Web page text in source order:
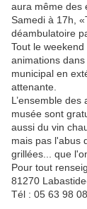
aura même des
Samedi à 17h,
déambulatoire
Tout le
animations
municipal en
attenante.
L’ensemble des
musée sont
aussi du vin
mais pas l'abus
grillées... que
Pour tout
81270
Tél : 05 63 98